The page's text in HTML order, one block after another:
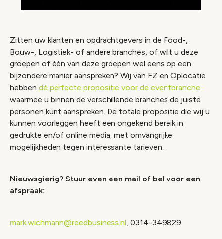
Zitten uw klanten en opdrachtgevers in de Food-,
Bouw-, Logistiek- of andere branches, of wilt u deze
groepen of één van deze groepen wel eens op een
bijzondere manier aanspreken? Wij van FZ en Oplocatie
hebben dé perfecte propositie voor de eventbranche
waarmee u binnen de verschillende branches de juiste
personen kunt aanspreken. De totale propositie die wij u
kunnen voorleggen heeft een ongekend bereik in
gedrukte en/of online media, met omvangrijke
mogelijkheden tegen interessante tarieven.
Nieuwsgierig? Stuur even een mail of bel voor een
afspraak:
mark.wichmann@reedbusiness.nl, 0314-349829